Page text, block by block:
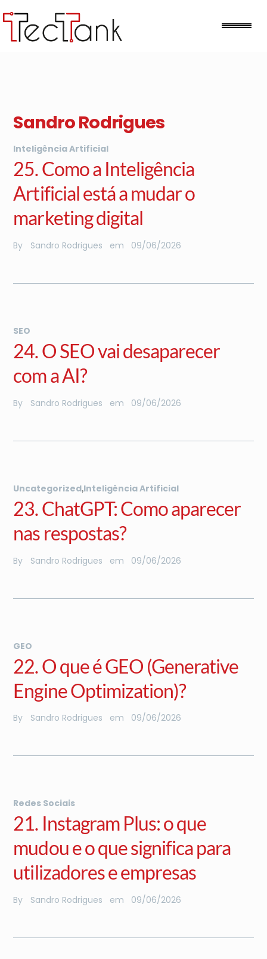
to
content
Sandro Rodrigues
Inteligência Artificial
25. Como a Inteligência
Artificial está a mudar o
marketing digital
By Sandro Rodrigues em 09/06/2026
SEO
24. O SEO vai desaparecer
com a AI?
By Sandro Rodrigues em 09/06/2026
Uncategorized Inteligência Artificial
23. ChatGPT: Como aparecer
nas respostas?
By Sandro Rodrigues em 09/06/2026
GEO
22. O que é GEO (Generative
Engine Optimization)?
By Sandro Rodrigues em 09/06/2026
Redes Sociais
21. Instagram Plus: o que
mudou e o que significa para
utilizadores e empresas
By Sandro Rodrigues em 09/06/2026